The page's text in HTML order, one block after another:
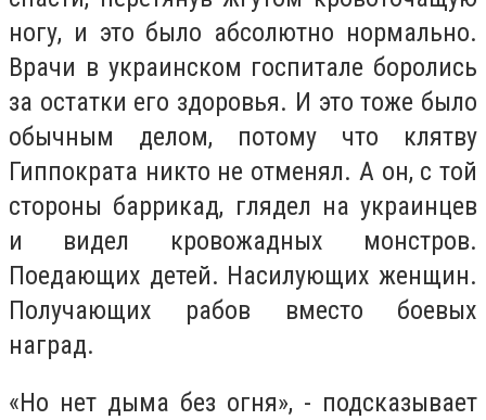
ногу, и это было абсолютно нормально.
Врачи в украинском госпитале боролись
за остатки его здоровья. И это тоже было
обычным делом, потому что клятву
Гиппократа никто не отменял. А он, с той
стороны баррикад, глядел на украинцев
и видел кровожадных монстров.
Поедающих детей. Насилующих женщин.
Получающих рабов вместо боевых
наград.
«Но нет дыма без огня», - подсказывает